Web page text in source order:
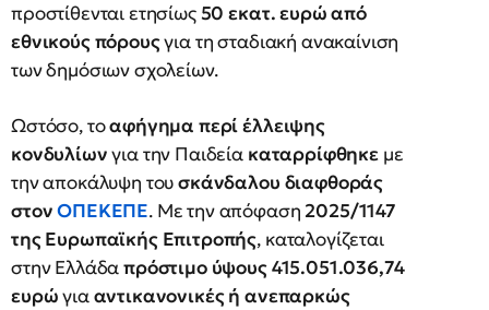
προστίθενται ετησίως50 εκατ. ευρώ από
εθνικούς πόρουςγια τη σταδιακή ανακαίνιση
των δημόσιων σχολείων.
Ωστόσο, τοαφήγημα περί έλλειψης
κονδυλίωνγια την Παιδεία καταρρίφθηκεμε
την αποκάλυψη τουσκάνδαλου διαφθοράς
στονΟΠΕΚΕΠΕ. Με την απόφαση 2025/1147
της Ευρωπαϊκής Επιτροπής, καταλογίζεται
στην Ελλάδαπρόστιμο ύψους 415.051.036,74
ευρώγιααντικανονικές ή ανεπαρκώς